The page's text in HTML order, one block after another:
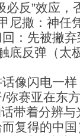
反”效应，
尼撒：神任
：先被撇
底反弹（太
像闪电一
赛亚在东
带着分辨
复得的中国